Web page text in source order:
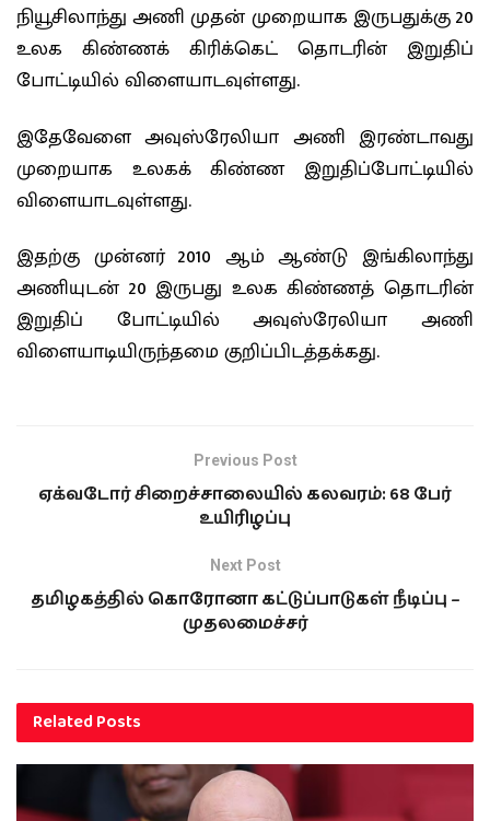
நியூசிலாந்து அணி முதன் முறையாக இருபதுக்கு 20
உலக கிண்ணக் கிரிக்கெட் தொடரின் இறுதிப்
போட்டியில் விளையாடவுள்ளது.
இதேவேளை அவுஸ்ரேலியா அணி இரண்டாவது
முறையாக உலகக் கிண்ண இறுதிப்போட்டியில்
விளையாடவுள்ளது.
இதற்கு முன்னர் 2010 ஆம் ஆண்டு இங்கிலாந்து
அணியுடன் 20 இருபது உலக கிண்ணத் தொடரின்
இறுதிப் போட்டியில் அவுஸ்ரேலியா அணி
விளையாடியிருந்தமை குறிப்பிடத்தக்கது.
Previous Post
ஏக்வடோர் சிறைச்சாலையில் கலவரம்: 68 பேர்
உயிரிழப்பு
Next Post
தமிழகத்தில் கொரோனா கட்டுப்பாடுகள் நீடிப்பு –
முதலமைச்சர்
RelatedPosts